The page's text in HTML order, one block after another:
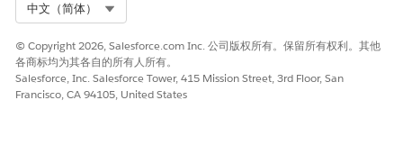
建议的补救措施
转到连接的应用程序的 OAuth 策略，将 ID 令牌有效性设置为两分
钟，定义 ID 令牌受众，并仅选择必要的标准和自定义声明。
中文（简体）
© Copyright 2026, Salesforce.com Inc. 公司版权所有。保留所有权利。其他
各商标均为其各自的所有人所有。
Salesforce, Inc. Salesforce Tower, 415 Mission Street, 3rd Floor, San
Francisco, CA 94105, United States